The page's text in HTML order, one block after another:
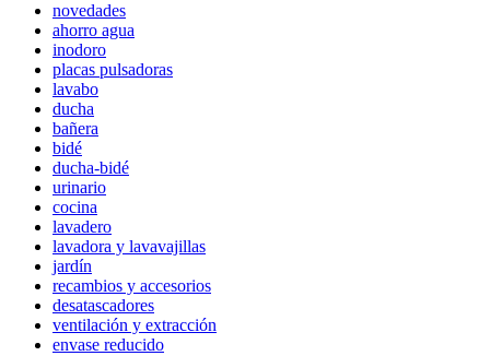
novedades
ahorro agua
inodoro
placas pulsadoras
lavabo
ducha
bañera
bidé
ducha-bidé
urinario
cocina
lavadero
lavadora y lavavajillas
jardín
recambios y accesorios
desatascadores
ventilación y extracción
envase reducido